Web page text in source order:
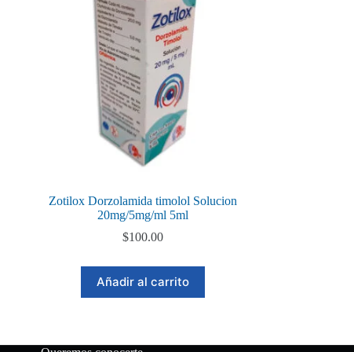
Zotilox Dorzolamida timolol Solucion
20mg/5mg/ml 5ml
$100.00
Añadir al carrito